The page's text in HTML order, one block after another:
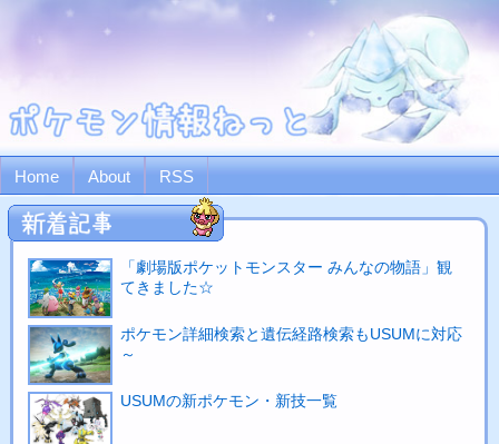
Home About RSS
「劇場版ポケットモンスター みんなの物語」観
てきました☆
ポケモン詳細検索と遺伝経路検索もUSUMに対応
～
USUMの新ポケモン・新技一覧